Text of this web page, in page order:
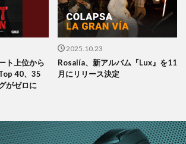
ト上位から
40、35
がゼロに
2025.10.23
Rosalía、新アルバム『Lux』を11
月にリリース決定